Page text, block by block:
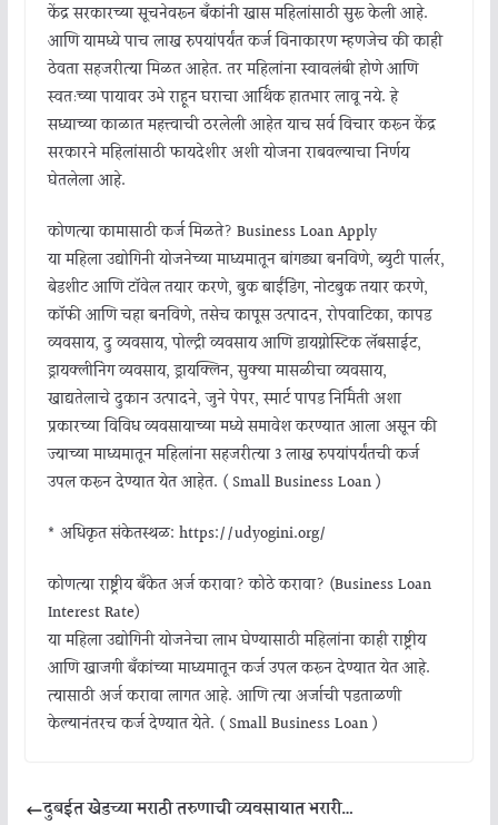
केंद्र सरकारच्या सूचनेवरून बँकांनी खास महिलांसाठी सुरू केली आहे.
आणि यामध्ये पाच लाख रुपयांपर्यंत कर्ज विनाकारण म्हणजेच की काही
ठेवता सहजरीत्या मिळत आहेत. तर महिलांना स्वावलंबी होणे आणि
स्वतःच्या पायावर उभे राहून घराचा आर्थिक हातभार लावू नये. हे
सध्याच्या काळात महत्त्वाची ठरलेली आहेत याच सर्व विचार करून केंद्र
सरकारने महिलांसाठी फायदेशीर अशी योजना राबवल्याचा निर्णय
घेतलेला आहे.
कोणत्या कामासाठी कर्ज मिळते? Business Loan Apply
या महिला उद्योगिनी योजनेच्या माध्यमातून बांगड्या बनविणे, ब्युटी पार्लर,
बेडशीट आणि टॉवेल तयार करणे, बुक बाईंडिंग, नोटबुक तयार करणे,
कॉफी आणि चहा बनविणे, तसेच कापूस उत्पादन, रोपवाटिका, कापड
व्यवसाय, दुग्ध व्यवसाय, पोल्ट्री व्यवसाय आणि डायग्नोस्टिक लॅबसाईट,
ड्रायक्लीनिंग व्यवसाय, ड्रायक्लिन, सुक्या मासळीचा व्यवसाय,
खाद्यतेलाचे दुकान उत्पादने, जुने पेपर, स्मार्ट पापड निर्मिती अशा
प्रकारच्या विविध व्यवसायाच्या मध्ये समावेश करण्यात आला असून की
ज्याच्या माध्यमातून महिलांना सहजरीत्या 3 लाख रुपयांपर्यंतची कर्ज
उपलब्ध करून देण्यात येत आहेत. ( Small Business Loan )
* अधिकृत संकेतस्थळ: https://udyogini.org/
कोणत्या राष्ट्रीय बँकेत अर्ज करावा? कोठे करावा? (Business Loan
Interest Rate)
या महिला उद्योगिनी योजनेचा लाभ घेण्यासाठी महिलांना काही राष्ट्रीय
आणि खाजगी बँकांच्या माध्यमातून कर्ज उपलब्ध करून देण्यात येत आहे.
त्यासाठी अर्ज करावा लागत आहे. आणि त्या अर्जाची पडताळणी
केल्यानंतरच कर्ज देण्यात येते. ( Small Business Loan )
दुबईत खेडच्या मराठी तरुणाची व्यवसायात भरारी…